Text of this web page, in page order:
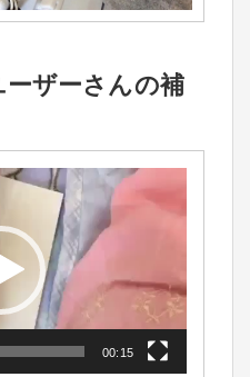
ザーさんの補
00:15